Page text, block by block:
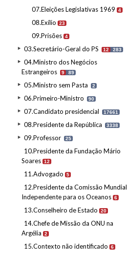
07.Eleições Legislativas 1969 4
08.Exílio 23
09.Prisões 4
03.Secretário-Geral do PS 12 283
04.Ministro dos Negócios
Estrangeiros
9 89
05.Ministro sem Pasta 2
06.Primeiro-Ministro 90
07.Candidato presidencial 17661
08.Presidente da República 3338
09.Professor 25
10.Presidente da Fundação Mário
Soares 12
11.Advogado 5
12.Presidente da Comissão Mundial
Independente para os Oceanos 6
13.Conselheiro de Estado 20
14.Chefe de Missão da ONU na
Argélia
2
15.Contexto não identificado 6